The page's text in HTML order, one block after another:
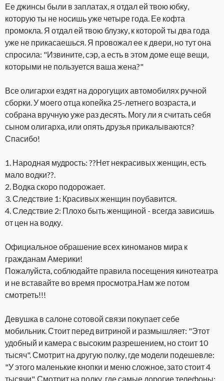
Ее джинсы были в заплатах, я отдал ей твою юбку,
которую ты не носишь уже четыре года. Ее кофта
промокла. Я отдал ей твою блузку, к которой ты два года
уже не прикасаешься. Я провожал ее к двери, но тут она
спросила: "Извините, сэр, а есть в этом доме еще вещи,
которыми не пользуется ваша жена?"
Все олигархи ездят на дорогущих автомобилях ручной
сборки. У моего отца копейка 25-летнего возраста, и
собрана вручную уже раз десять. Могу ли я считать себя
сыном олигарха, или опять друзья прикалываются?
Спасибо!
1. Народная мудрость: ??Нет некрасивых женщин, есть
мало водки??.
2. Водка скоро подорожает.
3. Следствие 1: Красивых женщин поубавится.
4. Следствие 2: Плохо быть женщиной - всегда зависишь
от цен на водку.
Официальное обрашение всех киноманов мира к
гражданам Америки!
Пожалуйста, соблюдайте правила посещения кинотеатра
и не вставайте во время просмотра.Нам же потом
смотреть!!!
Девушка в салоне сотовой связи покупает себе
мобильник. Стоит перед витриной и размышляет: "Этот
удобный и камера с высоким разрешением, но стоит 10
тысяч". Смотрит на другую полку, где модели подешевле:
"У этого маленькие кнопки и меню сложное, зато стоит 4
тысячи". Смотрит на полку, где самые дорогие телефоны: